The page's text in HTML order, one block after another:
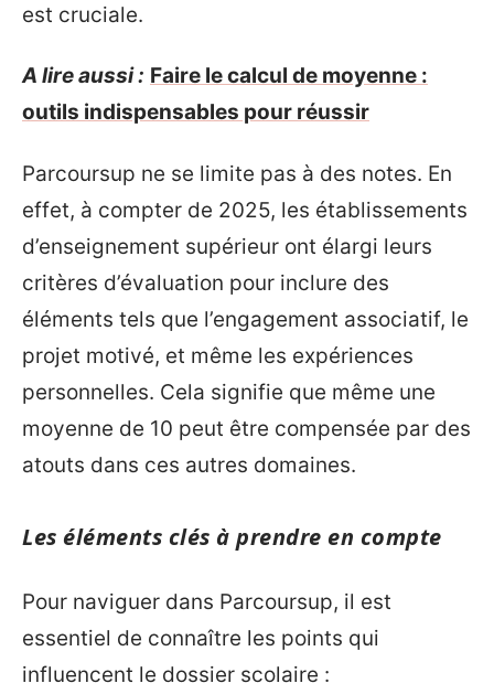
est cruciale.
A lire aussi : Faire le calcul de moyenne :
outils indispensables pour réussir
Parcoursup ne se limite pas à des notes. En
effet, à compter de 2025, les établissements
d’enseignement supérieur ont élargi leurs
critères d’évaluation pour inclure des
éléments tels que l’engagement associatif, le
projet motivé, et même les expériences
personnelles. Cela signifie que même une
moyenne de 10 peut être compensée par des
atouts dans ces autres domaines.
Les éléments clés à prendre en compte
Pour naviguer dans Parcoursup, il est
essentiel de connaître les points qui
influencent le dossier scolaire :